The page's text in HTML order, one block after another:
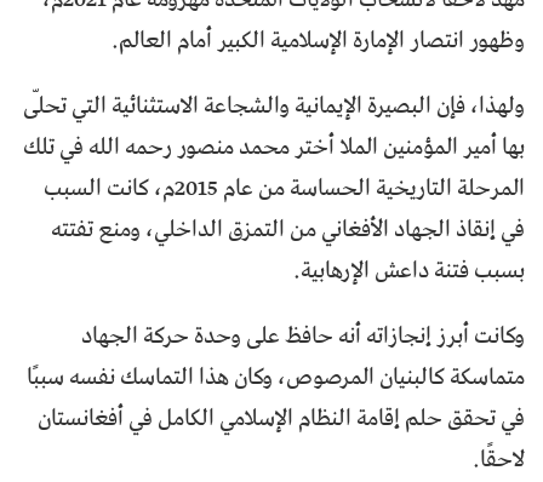
وظهور انتصار الإمارة الإسلامية الكبير أمام العالم.
ولهذا، فإن البصيرة الإيمانية والشجاعة الاستثنائية التي تحلّى
بها أمير المؤمنين الملا أختر محمد منصور رحمه الله في تلك
المرحلة التاريخية الحساسة من عام 2015م، كانت السبب
في إنقاذ الجهاد الأفغاني من التمزق الداخلي، ومنع تفتته
بسبب فتنة داعش الإرهابية.
وكانت أبرز إنجازاته أنه حافظ على وحدة حركة الجهاد
متماسكة كالبنيان المرصوص، وكان هذا التماسك نفسه سببًا
في تحقق حلم إقامة النظام الإسلامي الكامل في أفغانستان
لاحقًا.